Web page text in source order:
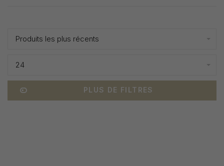
Produits les plus récents
24
PLUS DE FILTRES